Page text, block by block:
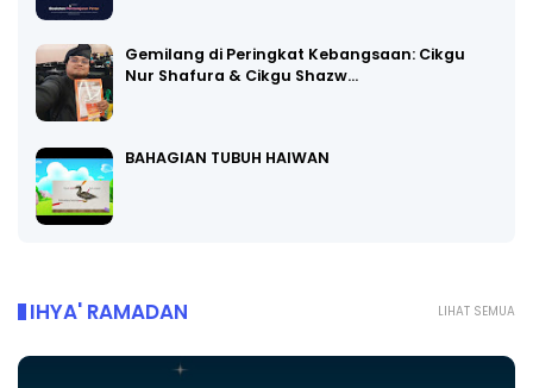
Gemilang di Peringkat Kebangsaan: Cikgu
Nur Shafura & Cikgu Shazw…
BAHAGIAN TUBUH HAIWAN
LIHAT SEMUA
IHYA' RAMADAN